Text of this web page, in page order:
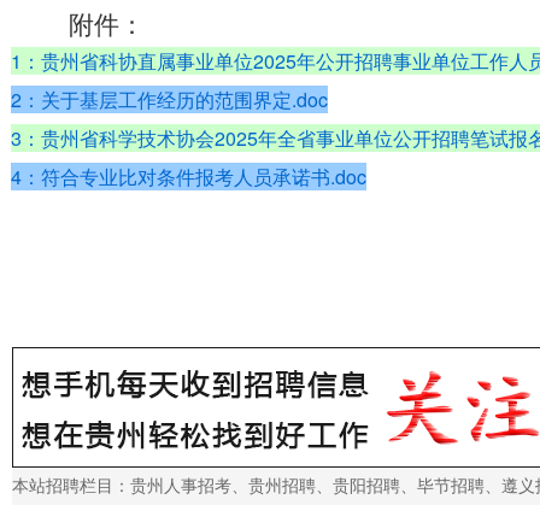
附件：
1：贵州省科协直属事业单位2025年公开招聘事业单位工作人
2：关于基层工作经历的范围界定.doc
3：贵州省科学技术协会2025年全省事业单位公开招聘笔试报
4：符合专业比对条件报考人员承诺书.doc
本站招聘栏目： 贵州人事招考、 贵州招聘、 贵阳招聘、 毕节招聘、 遵义